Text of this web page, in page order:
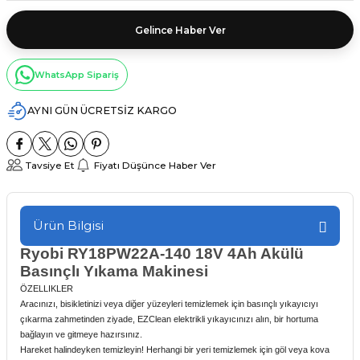
Gelince Haber Ver
WhatsApp Sipariş
AYNI GÜN ÜCRETSİZ KARGO
Tavsiye Et Fiyatı Düşünce Haber Ver
Ürün Bilgisi
Ryobi RY18PW22A-140 18V 4Ah Akülü
Basınçlı Yıkama Makinesi
ÖZELLIKLER
Aracınızı, bisikletinizi veya diğer yüzeyleri temizlemek için basınçlı yıkayıcıyı
çıkarma zahmetinden ziyade, EZClean elektrikli yıkayıcınızı alın, bir hortuma
bağlayın ve gitmeye hazırsınız.
Hareket halindeyken temizleyin! Herhangi bir yeri temizlemek için göl veya kova